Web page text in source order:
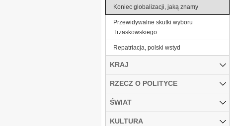
Koniec globalizacji, jaką znamy
Przewidywalne skutki wyboru
Trzaskowskiego
Repatriacja, polski wstyd
KRAJ
RZECZ O POLITYCE
ŚWIAT
KULTURA